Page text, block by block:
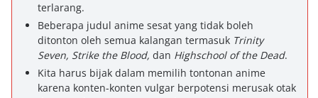
terlarang.
Beberapa judul anime sesat yang tidak boleh
ditonton oleh semua kalangan termasuk Trinity
Seven, Strike the Blood, dan Highschool of the Dead.
Kita harus bijak dalam memilih tontonan anime
karena konten-konten vulgar berpotensi merusak otak